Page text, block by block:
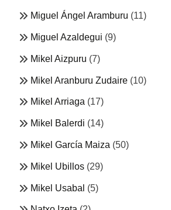
Miguel Ángel Aramburu (11)
Miguel Azaldegui (9)
Mikel Aizpuru (7)
Mikel Aranburu Zudaire (10)
Mikel Arriaga (17)
Mikel Balerdi (14)
Mikel García Maiza (50)
Mikel Ubillos (29)
Mikel Usabal (5)